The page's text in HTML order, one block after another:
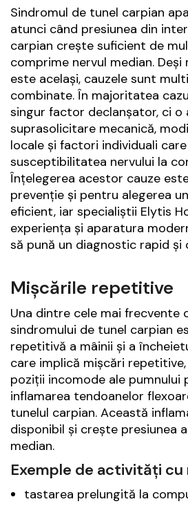
Sindromul de tunel carpian
atunci când presiunea din
carpian crește suficient de
comprime nervul median. Deși
este același, cauzele sunt
combinate. În majoritatea
singur factor declanșator, ci o
suprasolicitare mecanică,
locale și factori individuali
susceptibilitatea nervului la
Înțelegerea acestor cauze
prevenție și pentru alegerea
eficient, iar specialiștii Elytis
experiența și aparatura
să pună un diagnostic rapid și
Mișcările repetitive
Una dintre cele mai frecvente
sindromului de tunel carpian
repetitivă a mâinii și a
care implică mișcări
poziții incomode ale pumnului
inflamarea tendoanelor
tunelul carpian. Această
disponibil și crește presiunea
median.
Exemple de activități
tastarea prelungită la